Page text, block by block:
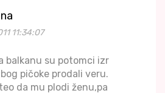
11:34:07
balkanu su potomci izr
pičoke prodali veru.
da mu plodi ženu,pa